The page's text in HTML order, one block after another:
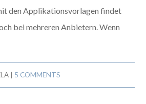
den Applikationsvorlagen findet
bei mehreren Anbietern. Wenn
5 COMMENTS